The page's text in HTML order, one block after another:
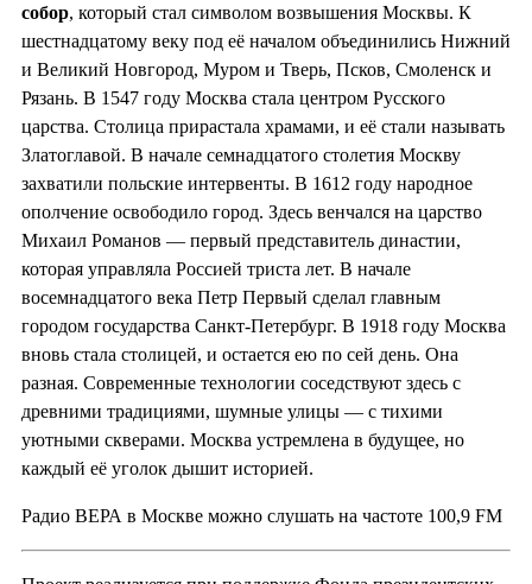
собор, который стал символом возвышения Москвы. К
шестнадцатому веку под её началом объединились Нижний
и Великий Новгород, Муром и Тверь, Псков, Смоленск и
Рязань. В 1547 году Москва стала центром Русского
царства. Столица прирастала храмами, и её стали называть
Златоглавой. В начале семнадцатого столетия Москву
захватили польские интервенты. В 1612 году народное
ополчение освободило город. Здесь венчался на царство
Михаил Романов — первый представитель династии,
которая управляла Россией триста лет. В начале
восемнадцатого века Петр Первый сделал главным
городом государства Санкт-Петербург. В 1918 году Москва
вновь стала столицей, и остается ею по сей день. Она
разная. Современные технологии соседствуют здесь с
древними традициями, шумные улицы — с тихими
уютными скверами. Москва устремлена в будущее, но
каждый её уголок дышит историей.
Радио ВЕРА в Москве можно слушать на частоте 100,9 FM